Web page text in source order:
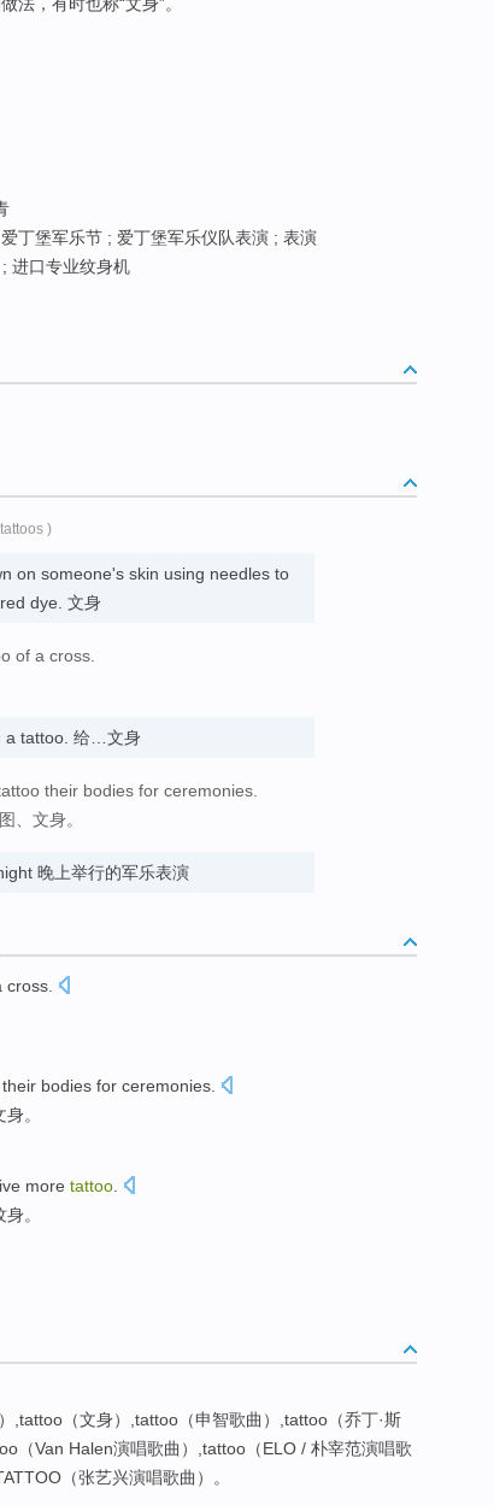
丁堡军乐节 ; 爱丁堡军乐仪队表演 ; 表演
进口专业纹身机
)
on someone's skin using needles to
dye. 文身
of a cross.
a tattoo. 给…文身
their bodies for ceremonies.
、文身。
晚上举行的军乐表演
cross.
their bodies for ceremonies
身。
more tattoo
。
,tattoo（文身）,tattoo（申智歌曲）,tattoo（乔丁·斯
（Van Halen演唱歌曲）,tattoo（ELO / 朴宰范演唱歌
（张艺兴演唱歌曲）。